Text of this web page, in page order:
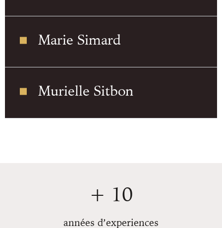
Marie Simard
Murielle Sitbon
+ 10
années d’experiences